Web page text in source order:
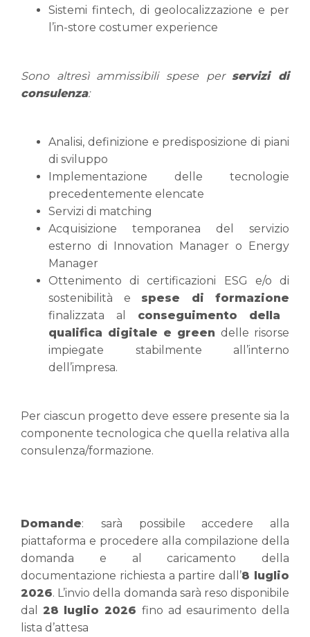
Sistemi fintech, di geolocalizzazione e per
l’in-store costumer experience
Sono altresì ammissibili spese per servizi di
consulenza:
Analisi, definizione e predisposizione di piani
di sviluppo
Implementazione delle tecnologie
precedentemente elencate
Servizi di matching
Acquisizione temporanea del servizio
esterno di Innovation Manager o Energy
Manager
Ottenimento di certificazioni ESG e/o di
sostenibilità e spese di formazione
finalizzata al conseguimento della
qualifica digitale e green delle risorse
impiegate stabilmente all’interno
dell’impresa.
Per ciascun progetto deve essere presente sia la
componente tecnologica che quella relativa alla
consulenza/formazione.
Domande:
sarà possibile accedere alla
piattaforma e procedere alla compilazione della
domanda e al caricamento della
documentazione richiesta a partire dall’8 luglio
2026. L’invio della domanda sarà reso disponibile
dal 28 luglio 2026 fino ad esaurimento della
lista d’attesa